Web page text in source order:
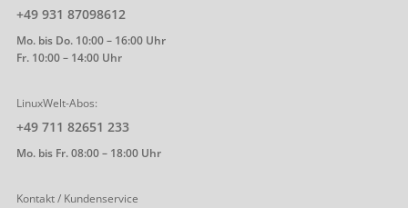
+49 931 87098612
Mo. bis Do. 10:00 – 16:00 Uhr
Fr. 10:00 – 14:00 Uhr
LinuxWelt-Abos:
+49 711 82651 233
Mo. bis Fr. 08:00 – 18:00 Uhr
Kontakt / Kundenservice